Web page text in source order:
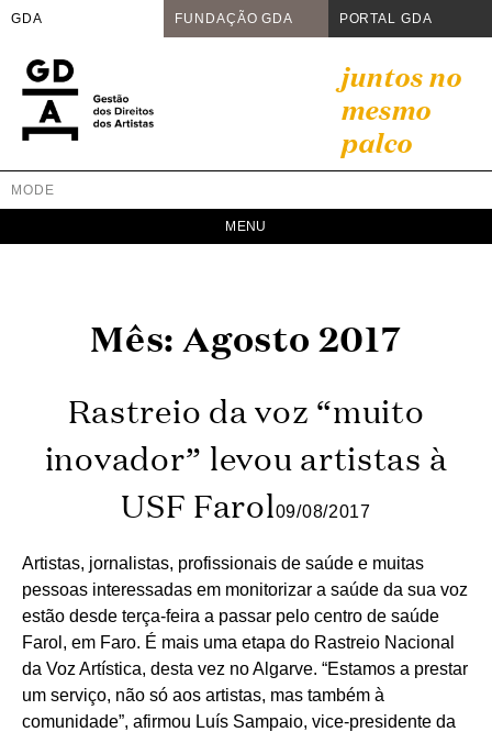
GDA FUNDAÇÃO GDA PORTAL GDA
content
juntos no
mesmo
palco
GDA
Juntos no mesmo palco
MODE
Mês:Agosto 2017
Rastreio da voz “muito
inovador” levou artistas à
USF Farol09/08/2017
Artistas, jornalistas, profissionais de saúde e muitas
pessoas interessadas em monitorizar a saúde da sua voz
estão desde terça-feira a passar pelo centro de saúde
Farol, em Faro. É mais uma etapa do Rastreio Nacional
da Voz Artística, desta vez no Algarve. “Estamos a prestar
um serviço, não só aos artistas, mas também à
comunidade”, afirmou Luís Sampaio, vice-presidente da